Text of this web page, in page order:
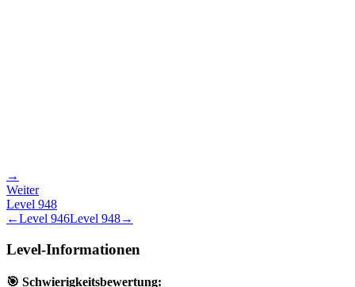
→
Weiter
Level 948
←Level 946Level 948→
Level-Informationen
🎯 Schwierigkeitsbewertung: